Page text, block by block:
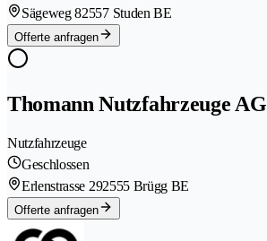
Sägeweg 82557 Studen BE
Offerte anfragen
Thomann Nutzfahrzeuge AG
Nutzfahrzeuge
Geschlossen
Erlenstrasse 292555 Brügg BE
Offerte anfragen